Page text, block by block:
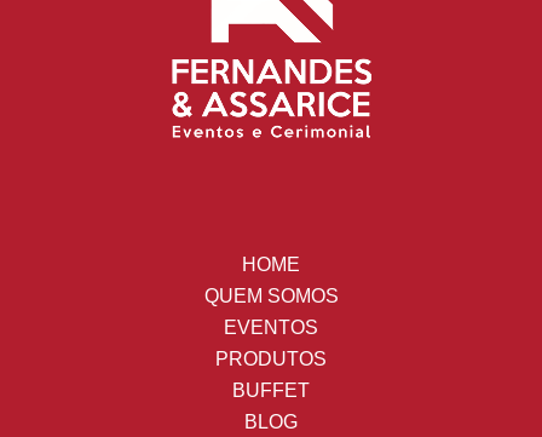
HOME
QUEM SOMOS
EVENTOS
PRODUTOS
BUFFET
BLOG